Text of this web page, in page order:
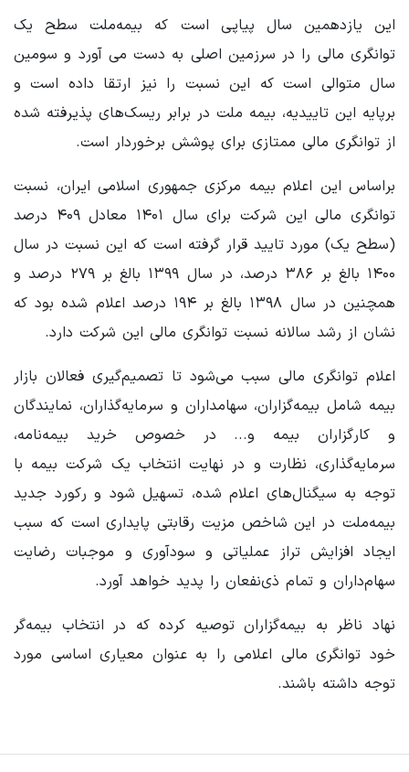
این یازدهمین سال پیاپی است که بیمه‌ملت سطح یک
توانگری مالی را در سرزمین اصلی به دست می آورد و سومین
سال متوالی است که این نسبت را نیز ارتقا داده است و
برپایه این تاییدیه، بیمه ملت در برابر ریسک‌های پذیرفته شده
از توانگری مالی ممتازی برای پوشش برخوردار است.
براساس این اعلام بیمه مرکزی جمهوری اسلامی ایران، نسبت
توانگری مالی این شرکت برای سال ۱۴۰۱ معادل ۴۰۹ درصد
(سطح یک) مورد تایید قرار گرفته است که این نسبت در سال
۱۴۰۰ بالغ بر ۳۸۶ درصد، در سال ۱۳۹۹ بالغ بر ۲۷۹ درصد و
همچنین در سال ۱۳۹۸ بالغ بر ۱۹۴ درصد اعلام شده بود که
نشان از رشد سالانه نسبت توانگری مالی این شرکت دارد.
اعلام توانگری مالی سبب می‌شود تا تصمیم‌گیری فعالان بازار
بیمه شامل بیمه‌گزاران، سهامداران و سرمایه‌گذاران، نمایندگان
و کارگزاران بیمه و... در خصوص خرید بیمه‌نامه،
سرمایه‌گذاری، نظارت و در نهایت انتخاب یک شرکت بیمه با
توجه به سیگنال‌های اعلام شده، تسهیل شود و رکورد جدید
بیمه‌ملت در این شاخص مزیت رقابتی پایداری است که سبب
ایجاد افزایش تراز عملیاتی و سودآوری و موجبات رضایت
سهام‌داران و تمام ذی‌نفعان را پدید خواهد آورد.
نهاد ناظر به بیمه‌گزاران توصیه کرده که در انتخاب بیمه‌گر
خود توانگری مالی اعلامی را به عنوان معیاری اساسی مورد
توجه داشته باشند.